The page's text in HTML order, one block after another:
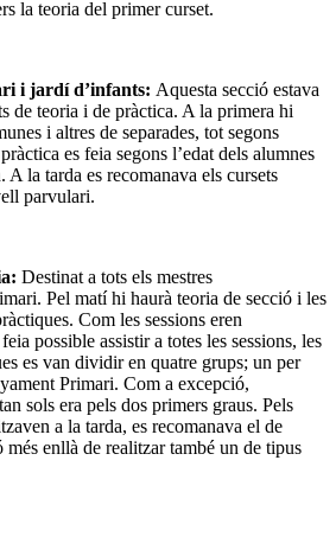
la teoria del primer curset.
i jardí d’infants: Aquesta secció estava
de teoria i de pràctica. A la primera hi
i altres de separades, tot segons
es feia segons l’edat dels alumnes
A la tarda es recomanava els cursets
parvulari.
Destinat a tots els mestres
Pel matí hi haurà teoria de secció i les
Com les sessions eren
possible assistir a totes les sessions, les
es van dividir en quatre grups; un per
Primari. Com a excepció,
sols era pels dos primers graus. Pels
a la tarda, es recomanava el de
més enllà de realitzar també un de tipus